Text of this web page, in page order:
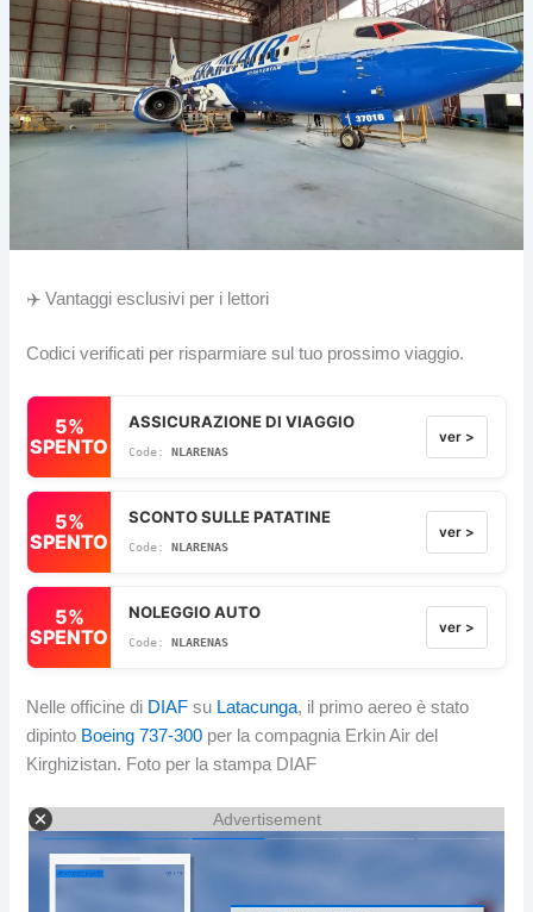
✈️ Vantaggi esclusivi per i lettori
Codici verificati per risparmiare sul tuo prossimo viaggio.
5%
SPENTO
ASSICURAZIONE DI VIAGGIO
NLARENAS
ver >
5%
SPENTO
SCONTO SULLE PATATINE
NLARENAS
ver >
5%
SPENTO
NOLEGGIO AUTO
NLARENAS
ver >
Nelle officine di DIAF su Latacunga, il primo aereo è stato
dipinto Boeing 737-300 per la compagnia Erkin Air del
Kirghizistan. Foto per la stampa DIAF
Advertisement